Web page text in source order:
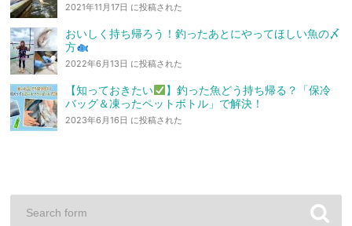
2021年11月17日 に投稿された
おいしく持ち帰ろう！釣ったあとにやってほしい魚の〆
方
2022年6月13日 に投稿された
【知っておきたい
】釣った魚どう持ち帰る？「保冷
バッグ＆凍ったペットボトル」で解決！
2023年6月16日 に投稿された